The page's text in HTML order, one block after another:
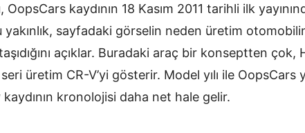
OopsCars kaydının 18 Kasım 2011 tarihli ilk
sayfadaki görselin neden üretim
açıklar. Buradaki araç bir konseptten çok,
seri üretim CR-V’yi gösterir. Model yılı ile
kronolojisi daha net hale gelir.